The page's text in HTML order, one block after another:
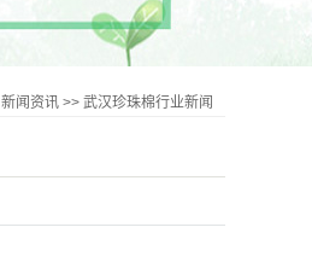
新闻资讯 >> 武汉珍珠棉行业新闻